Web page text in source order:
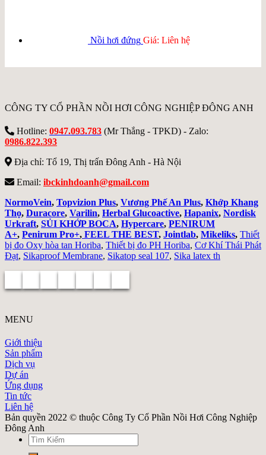
Nồi hơi đứng Giá: Liên hệ
CÔNG TY CỔ PHẦN NỒI HƠI CÔNG NGHIỆP ĐÔNG ANH
Hotline: 0947.093.783 (Mr Thắng - TPKD) - Zalo:
0986.822.393
Địa chỉ: Tổ 19, Thị trấn Đông Anh - Hà Nội
Email: ibckinhdoanh@gmail.com
NormoVein, Topvizion Plus, Vương Phế An Plus, Khớp Khang
Thọ, Duracore, Varilin, Herbal Glucoactive, Hapanix, Nordisk
Urkraft, SỦI KHỚP BOCA, Hypercare, PENIRUM
A+, Penirum Pro+, FEEL THE BEST, Jointlab, Mikeliks, Thiết
bị đo Oxy hòa tan Horiba, Thiết bị đo PH Horiba, Cơ Khí Thái Phát
Đạt, Sikaproof Membrane, Sikatop seal 107, Sika latex th
MENU
Giới thiệu
Sản phẩm
Dịch vụ
Dự án
Ứng dụng
Tin tức
Liên hệ
Bản quyền 2022 © thuộc Công Ty Cổ Phần Nồi Hơi Công Nghiệp
Đông Anh
Search
for: